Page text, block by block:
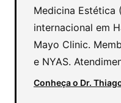
Medicina Estética
internacional em
Mayo Clinic.
e NYAS.
Conheça o Dr.